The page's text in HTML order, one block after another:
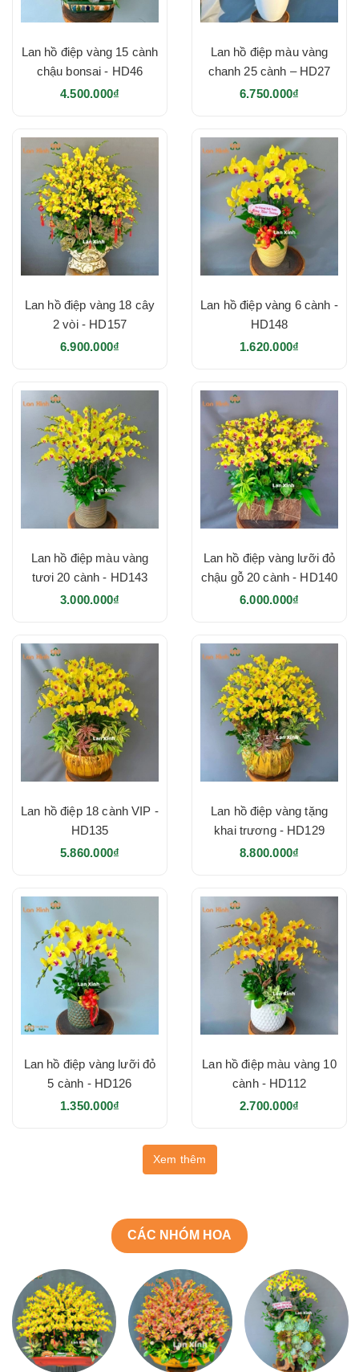
Lan hồ điệp vàng 15 cành
chậu bonsai - HD46
4.500.000₫
Lan hồ điệp màu vàng
chanh 25 cành – HD27
6.750.000₫
Lan hồ điệp vàng 18 cây
2 vòi - HD157
6.900.000₫
Lan hồ điệp vàng 6 cành -
HD148
1.620.000₫
Lan hồ điệp màu vàng
tươi 20 cành - HD143
3.000.000₫
Lan hồ điệp vàng lưỡi đỏ
chậu gỗ 20 cành - HD140
6.000.000₫
Lan hồ điệp 18 cành VIP -
HD135
5.860.000₫
Lan hồ điệp vàng tặng
khai trương - HD129
8.800.000₫
Lan hồ điệp vàng lưỡi đỏ
5 cành - HD126
1.350.000₫
Lan hồ điệp màu vàng 10
cành - HD112
2.700.000₫
Xem thêm
CÁC NHÓM HOA